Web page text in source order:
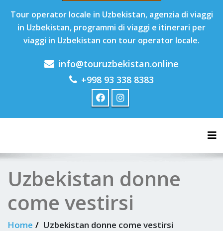
Tour operator locale in Uzbekistan, agenzia di viaggi
in Uzbekistan, programmi di viaggi e itinerari per
viaggi in Uzbekistan con tour operator locale.
info@touruzbekistan.online
+998 93 338 8383
Uzbekistan donne
come vestirsi
Home Uzbekistan donne come vestirsi